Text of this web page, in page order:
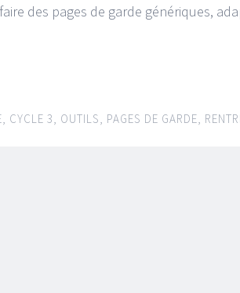
des pages de garde génériques,
CYCLE 3 OUTILS PAGES DE GARDE